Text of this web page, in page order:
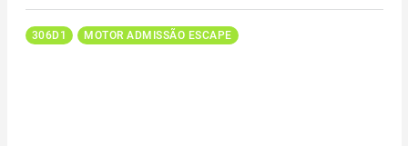
306D1 MOTOR ADMISSÃO ESCAPE